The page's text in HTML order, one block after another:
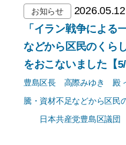
お知らせ
2026.05.12
「イラン戦争による
などから区民のくら
をおこないました【5/
豊島区長 高際みゆき 殿
騰・資材不足などから区民
日本共産党豊島区